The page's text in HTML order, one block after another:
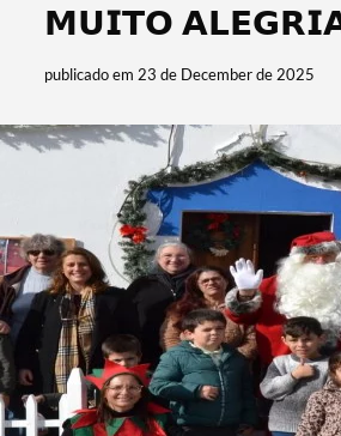
𝗠𝗨𝗜𝗧𝗢
publicado em 23 de December de 2025